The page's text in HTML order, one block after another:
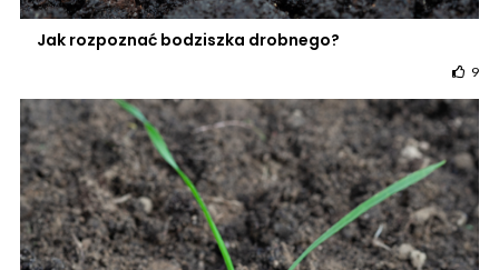
Jak rozpoznać bodziszka drobnego?
9